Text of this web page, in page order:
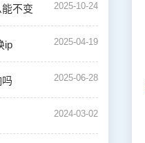
不变 2025-10-24
ip 2025-04-19
2025-06-28
2024-03-02